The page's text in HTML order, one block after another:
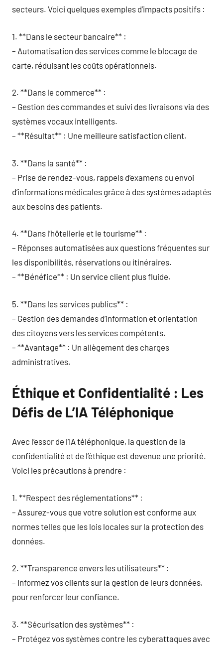
secteurs. Voici quelques exemples d’impacts positifs :
1. **Dans le secteur bancaire** :
– Automatisation des services comme le blocage de
carte, réduisant les coûts opérationnels.
2. **Dans le commerce** :
– Gestion des commandes et suivi des livraisons via des
systèmes vocaux intelligents.
– **Résultat** : Une meilleure satisfaction client.
3. **Dans la santé** :
– Prise de rendez-vous, rappels d’examens ou envoi
d’informations médicales grâce à des systèmes adaptés
aux besoins des patients.
4. **Dans l’hôtellerie et le tourisme** :
– Réponses automatisées aux questions fréquentes sur
les disponibilités, réservations ou itinéraires.
– **Bénéfice** : Un service client plus fluide.
5. **Dans les services publics** :
– Gestion des demandes d’information et orientation
des citoyens vers les services compétents.
– **Avantage** : Un allègement des charges
administratives.
Éthique et Confidentialité : Les
Défis de L’IA Téléphonique
Avec l’essor de l’IA téléphonique, la question de la
confidentialité et de l’éthique est devenue une priorité.
Voici les précautions à prendre :
1. **Respect des réglementations** :
– Assurez-vous que votre solution est conforme aux
normes telles que les lois locales sur la protection des
données.
2. **Transparence envers les utilisateurs** :
– Informez vos clients sur la gestion de leurs données,
pour renforcer leur confiance.
3. **Sécurisation des systèmes** :
– Protégez vos systèmes contre les cyberattaques avec